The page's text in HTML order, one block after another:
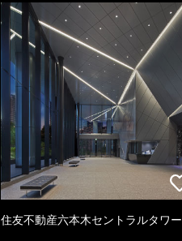
住友不動産六本木セントラルタワー